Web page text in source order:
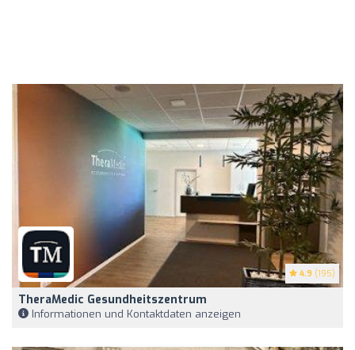
4.9 (195)
TheraMedic Gesundheitszentrum
Informationen und Kontaktdaten anzeigen